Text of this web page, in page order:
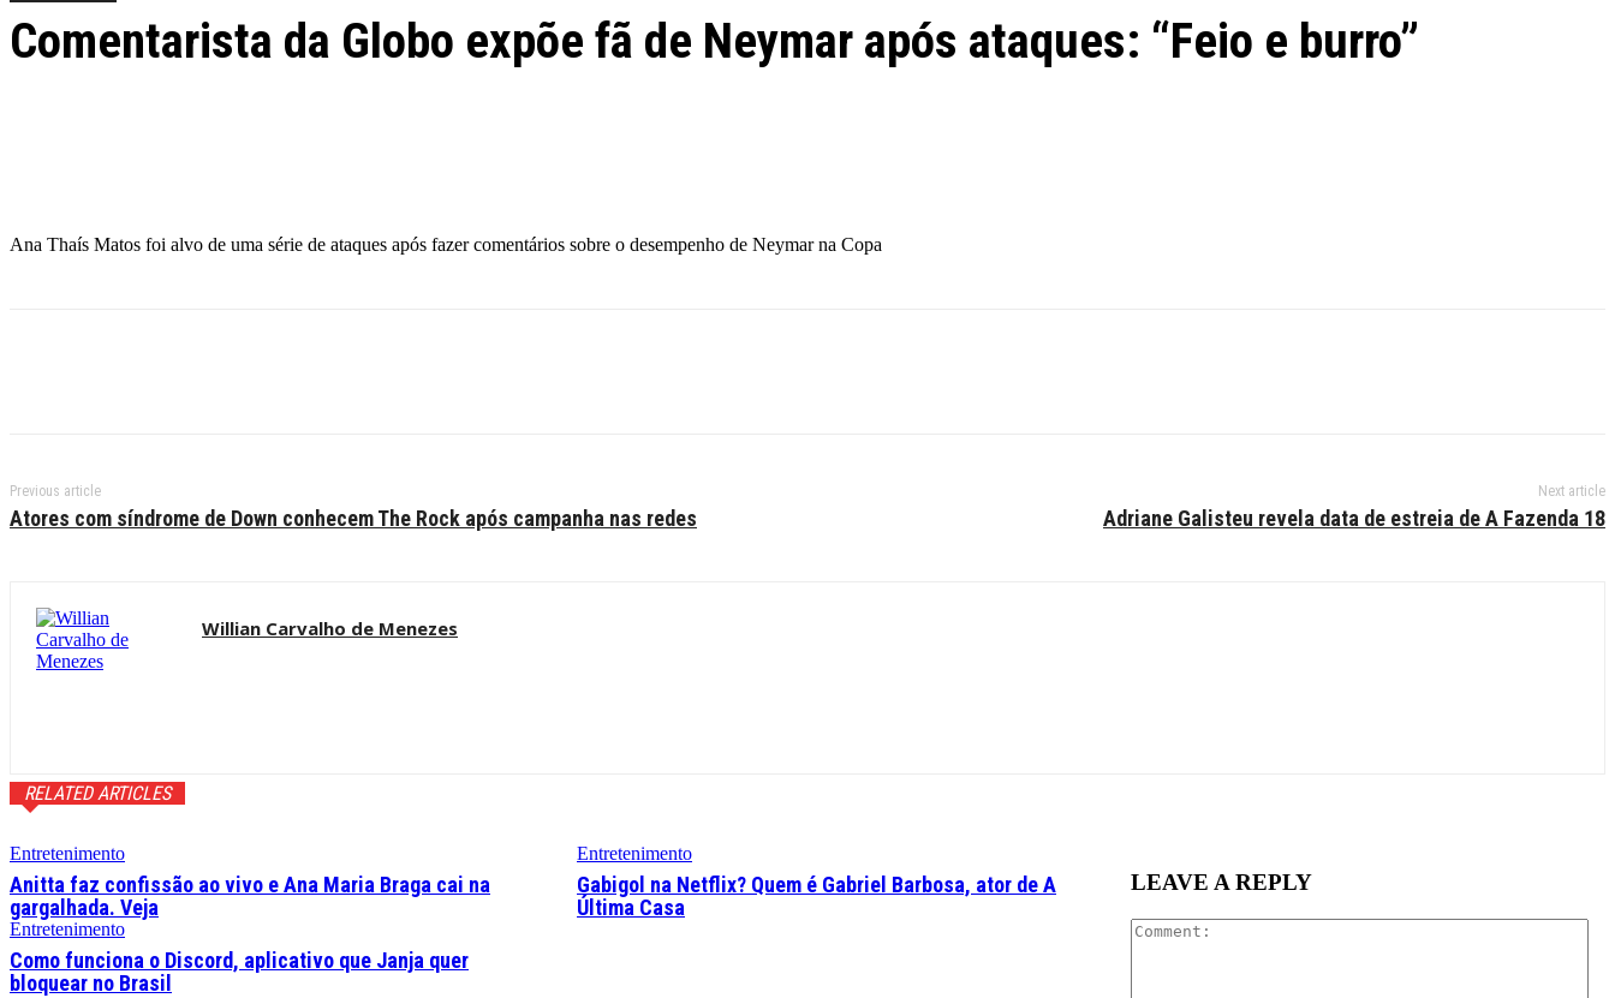
Comentarista da Globo expõe fã de Neymar após ataques: “Feio e burro”
Ana Thaís Matos foi alvo de uma série de ataques após fazer comentários sobre o desempenho de Neymar na Copa
Previous article
Atores com síndrome de Down conhecem The Rock após campanha nas redes
Next article
Adriane Galisteu revela data de estreia de A Fazenda 18
Willian Carvalho de Menezes
RELATED ARTICLES
Entretenimento
Anitta faz confissão ao vivo e Ana Maria Braga cai na
gargalhada. Veja
Entretenimento
Gabigol na Netflix? Quem é Gabriel Barbosa, ator de A
Última Casa
Entretenimento
Como funciona o Discord, aplicativo que Janja quer
bloquear no Brasil
LEAVE A REPLY